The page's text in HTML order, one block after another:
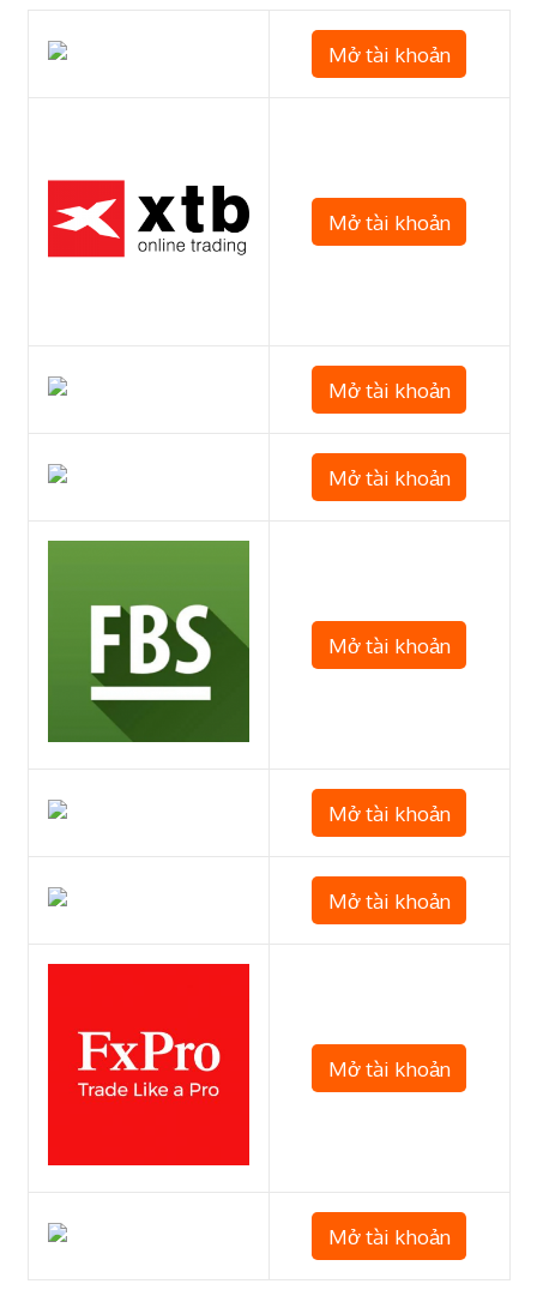
Mở tài khoản
Mở tài khoản
Mở tài khoản
Mở tài khoản
Mở tài khoản
Mở tài khoản
Mở tài khoản
Mở tài khoản
Mở tài khoản